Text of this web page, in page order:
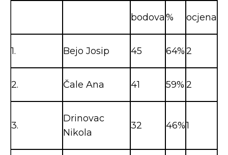
bodova% ocjena
1. Bejo Josip 45 64%2
2. Čale Ana 41 59% 2
3.
Drinovac
Nikola
32 46%1